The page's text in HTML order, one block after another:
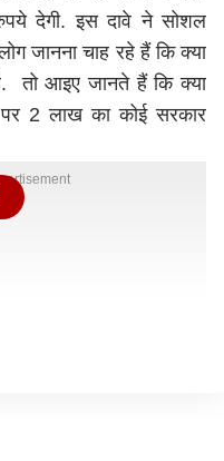
देगी. इस दावे ने सोशल
जानना चाह रहे हैं कि क्या
तो आइए जानते हैं कि क्या
पर 2 लाख का कोई सरकार